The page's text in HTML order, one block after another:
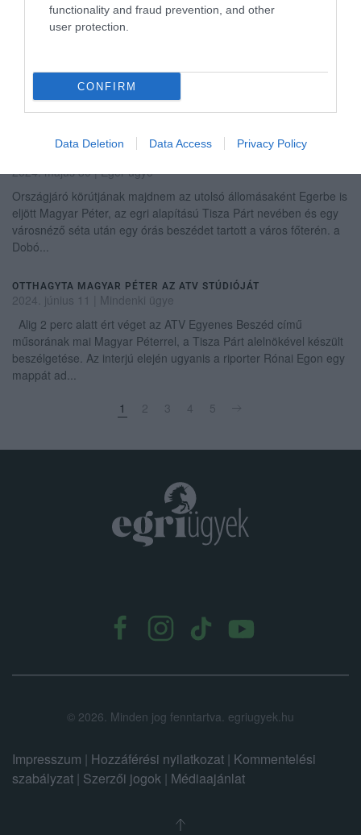
functionality and fraud prevention, and other
user protection.
CONFIRM
Data Deletion Data Access Privacy Policy
GYURCSÁNY FERENC MAGYAR PÉTERNEK: TE EGY TŐRŐL
METSZETT FIDESZES POLITIKUS VAGY!
levelet Gyurcsány Ferenc egy facebook bejegyzésben.
Gyurcsány azt írta, hogy „sokértelmű óvatossággal” fordultak
eddig Magyar irányába, mert látták, ho...
2024. május 30|Eger ügye
Országjáró körútjának majdnem az utolsó állomásaként Egerbe is
eljött Magyar Péter, az egri alapítású Tisza Párt nevében és egy
városnéző séta után egy órás beszédet tartott a város főterén. a
Dobó...
OTTHAGYTA MAGYAR PÉTER AZ ATV STÚDIÓJÁT
2024. június 11
Mindenki ügye
Alig 2 perc alatt ért véget az ATV Egyenes Beszéd című
műsorának mai Magyar Péterrel, a Tisza Párt alelnökével készült
beszélgetése. Az interjú elején ugyanis a riporter Rónai Egon egy
mappát ad...
1 2 3 4 5
© 2026. Minden jog fenntartva. egriugyek.hu
Impresszum | Hozzáférési nyilatkozat | Kommentelési
szabályzat | Szerzői jogok | Médiaajánlat